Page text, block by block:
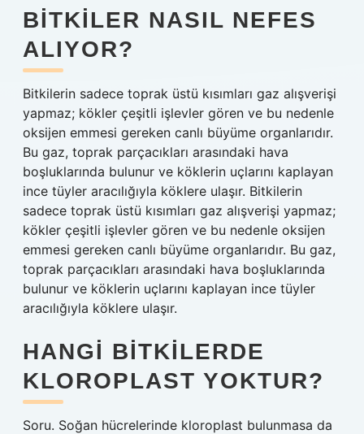
BITKILER NASIL NEFES
ALIYOR?
Bitkilerin sadece toprak üstü kısımları gaz alışverişi
yapmaz; kökler çeşitli işlevler gören ve bu nedenle
oksijen emmesi gereken canlı büyüme organlarıdır.
Bu gaz, toprak parçacıkları arasındaki hava
boşluklarında bulunur ve köklerin uçlarını kaplayan
ince tüyler aracılığıyla köklere ulaşır. Bitkilerin
sadece toprak üstü kısımları gaz alışverişi yapmaz;
kökler çeşitli işlevler gören ve bu nedenle oksijen
emmesi gereken canlı büyüme organlarıdır. Bu gaz,
toprak parçacıkları arasındaki hava boşluklarında
bulunur ve köklerin uçlarını kaplayan ince tüyler
aracılığıyla köklere ulaşır.
HANGI BITKILERDE
KLOROPLAST YOKTUR?
Soru. Soğan hücrelerinde kloroplast bulunmasa da